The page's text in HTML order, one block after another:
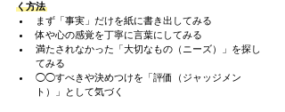
く方法
まず「事実」だけを紙に書き出してみる
体や心の感覚を丁寧に言葉にしてみる
満たされなかった「大切なもの（ニーズ）」を探し
てみる
◯◯すべきや決めつけを「評価（ジャッジメン
ト）」として気づく